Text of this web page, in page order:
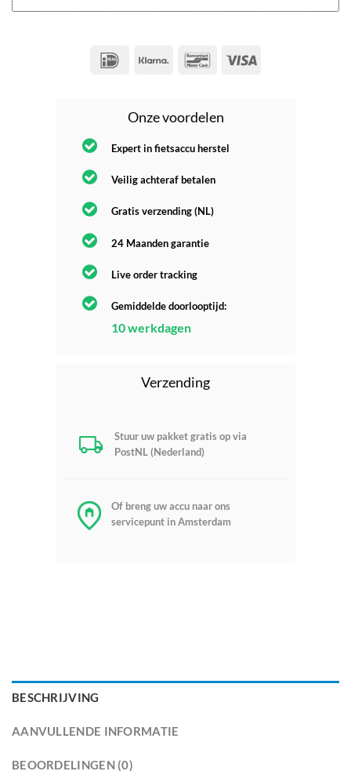
Onze voordelen
Expert in fietsaccu herstel
Veilig achteraf betalen
Gratis verzending (NL)
24 Maanden garantie
Live order tracking
Gemiddelde doorlooptijd:
10 werkdagen
Verzending
Stuur uw pakket gratis op via
PostNL (Nederland)
Of breng uw accu naar ons
servicepunt in Amsterdam
BESCHRIJVING
AANVULLENDE INFORMATIE
BEOORDELINGEN (0)